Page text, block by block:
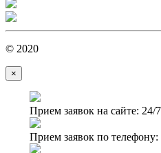
© 2020
×
Прием заявок на сайте: 24/7
Прием заявок по